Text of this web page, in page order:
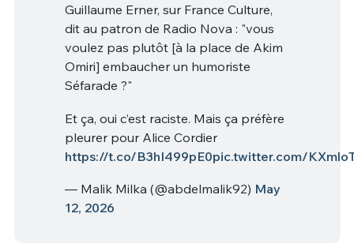
Guillaume Erner, sur France Culture,
dit au patron de Radio Nova : "vous
voulez pas plutôt [à la place de Akim
Omiri] embaucher un humoriste
Séfarade ?"
Et ça, oui c’est raciste. Mais ça préfère
pleurer pour Alice Cordier
https://t.co/B3hI499pE0pic.twitter.com/
— Malik Milka (@abdelmalik92) May
12, 2026